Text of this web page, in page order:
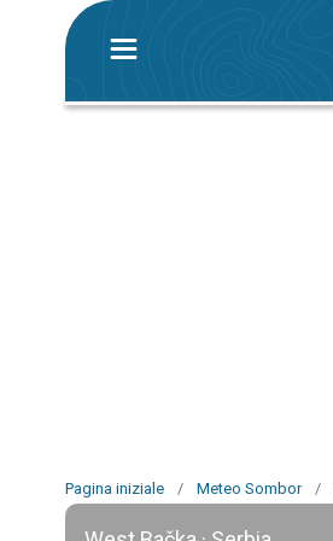
Pagina iniziale / Meteo Sombor /